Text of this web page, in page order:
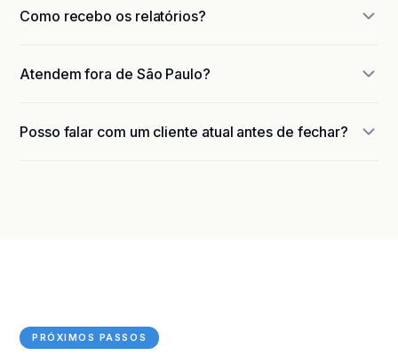
Como recebo os relatórios?
Atendem fora de São Paulo?
Posso falar com um cliente atual antes de fechar?
PRÓXIMOS PASSOS